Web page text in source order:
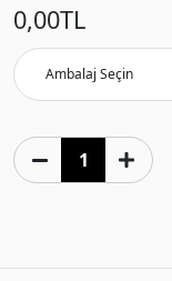
0,00TL
Ambalaj Seçin